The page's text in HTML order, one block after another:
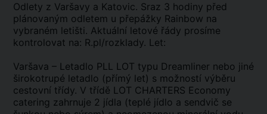
Odlety z Varšavy a Katovic. Sraz 3 hodiny před
plánovaným odletem u přepážky Rainbow na
vybraném letišti. Aktuální letové řády prosíme
kontrolovat na: R.pl/rozklady. Let:
Varšava – Letadlo PLL LOT typu Dreamliner nebo jiné
širokotrupé letadlo (přímý let) s možností výběru
cestovní třídy. V třídě LOT CHARTERS Economy
catering zahrnuje 2 jídla (teplé jídlo a sendvič se